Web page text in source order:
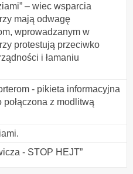
– wiec wsparcia
mają odwagę
wprowadzanym w
protestują przeciwko
i łamaniu
- pikieta informacyjna
z modlitwą
- STOP HEJT”